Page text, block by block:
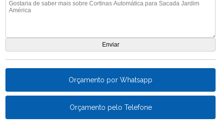
Orçamento por Whatsapp
Orçamento pelo Telefone